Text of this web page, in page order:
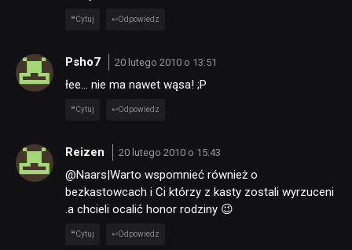
Cytuj Odpowiedz
Psho7 20 lutego 2010 o 13:51
łee… nie ma nawet wąsa! ;P
Cytuj Odpowiedz
Reizen 20 lutego 2010 o 15:43
@Naars|Warto wspomnieć również o
bezkastowcach i Ci którzy z kasty zostali wyrzuceni
.a chcieli ocalić honor rodziny 😉
Cytuj Odpowiedz